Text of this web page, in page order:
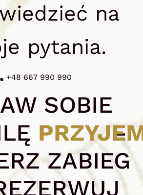
na
pytania.
+48 667 990 990
SOBIE
–
ZABIEG